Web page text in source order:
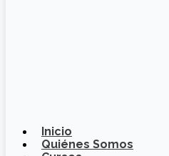
Inicio
Quiénes Somos